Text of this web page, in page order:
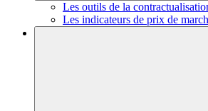
Les outils de la
Les indicateurs de prix de